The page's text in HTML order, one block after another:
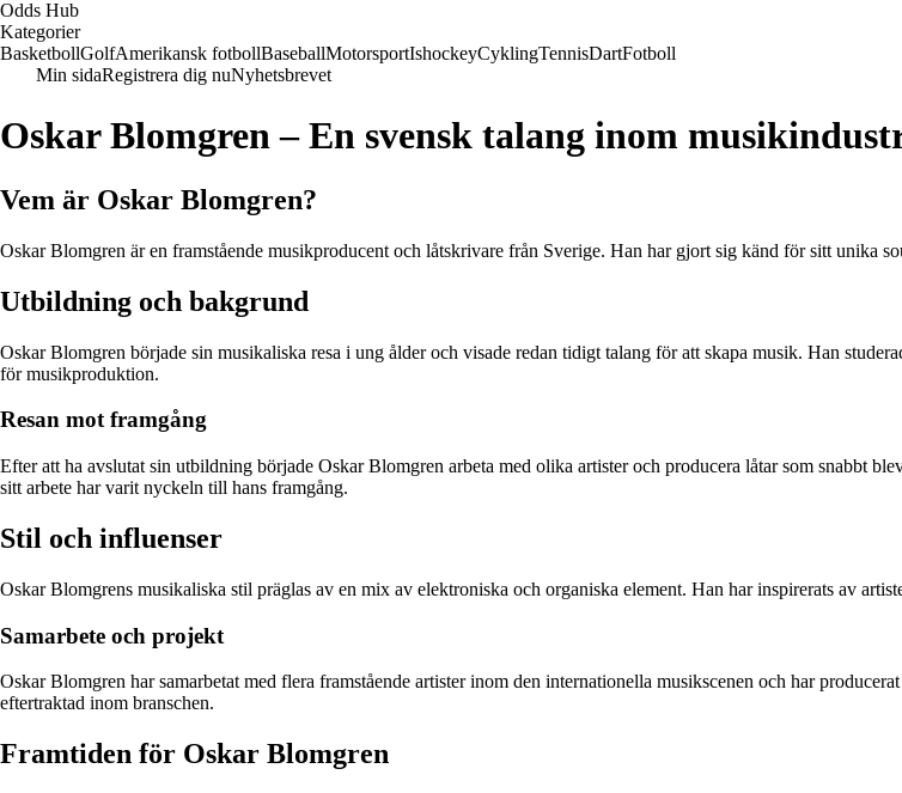
Odds Hub
Kategorier
BasketbollGolfAmerikansk fotbollBaseballMotorsportIshockeyCyklingTennisDartFotboll
Min sidaRegistrera dig nuNyhetsbrevet
Oskar Blomgren – En svensk talang inom
Vem är Oskar Blomgren?
Oskar Blomgren är en framstående musikproducent och låtskrivare från Sverige. Han har gjort sig känd för sitt unika
Utbildning och bakgrund
Oskar Blomgren började sin musikaliska resa i ung ålder och visade redan tidigt talang för att skapa musik. Han
för musikproduktion.
Resan mot framgång
Efter att ha avslutat sin utbildning började Oskar Blomgren arbeta med olika artister och producera låtar som snabbt
sitt arbete har varit nyckeln till hans framgång.
Stil och influenser
Oskar Blomgrens musikaliska stil präglas av en mix av elektroniska och organiska element. Han har inspirerats av
Samarbete och projekt
Oskar Blomgren har samarbetat med flera framstående artister inom den internationella musikscenen och har
eftertraktad inom branschen.
Framtiden för Oskar Blomgren